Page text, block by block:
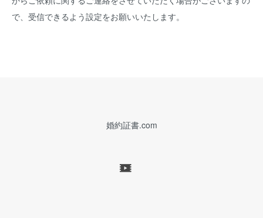
で、受信できるよう設定をお願いいたします。
婚約証書.com